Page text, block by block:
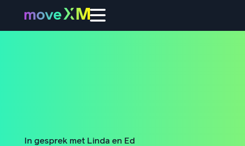
In gesprek met Linda en Ed